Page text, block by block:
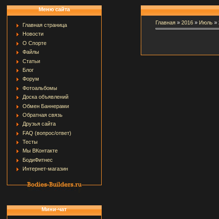
Меню сайта
Главная страница
Новости
О Спорте
Файлы
Статьи
Блог
Форум
Фотоальбомы
Доска объявлений
Обмен Баннерами
Обратная связь
Друзья сайта
FAQ (вопрос/ответ)
Тесты
Мы ВКонтакте
БодиФитнес
Интернет-магазин
Мини-чат
Главная» 2016 » Июль »